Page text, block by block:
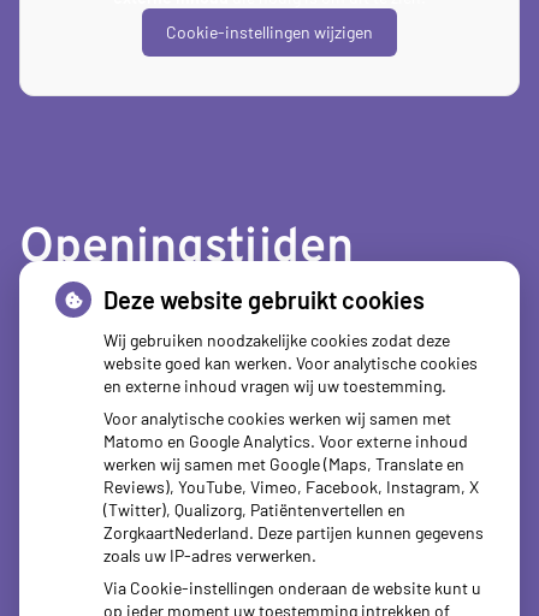
Cookie-instellingen wijzigen
Openingstijden
Maandag: 08.00tot
- 12.30
13.30tot
- 18.00
08.00tot
- 12.30
13.30tot
- 18.00
Woensdag:
08.00tot
- 12.30
13.30tot
- 18.00
Donderdag:
08.00tot
- 12.30
13.30tot
- 18.00
08.00tot
- 12.30
13.30tot
- 18.00
Deze website gebruikt cookies
Wij gebruiken noodzakelijke cookies zodat deze
website goed kan werken. Voor analytische cookies
en externe inhoud vragen wij uw toestemming.
Voor analytische cookies werken wij samen met
Matomo en Google Analytics. Voor externe inhoud
werken wij samen met Google (Maps, Translate en
Reviews), YouTube, Vimeo, Facebook, Instagram, X
(Twitter), Qualizorg, Patiëntenvertellen en
ZorgkaartNederland. Deze partijen kunnen gegevens
zoals uw IP-adres verwerken.
Via Cookie-instellingen onderaan de website kunt u
op ieder moment uw toestemming intrekken of